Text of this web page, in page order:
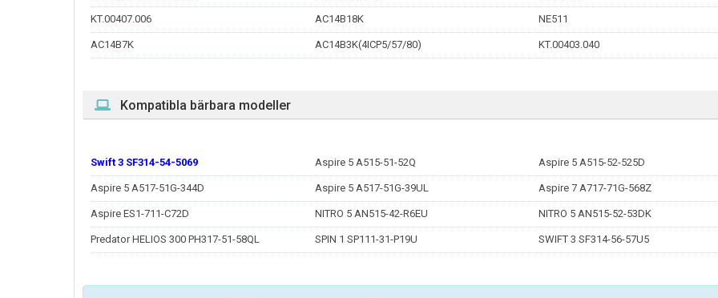
KT.00407.006 AC14B18K NE511
AC14B7K AC14B3K(4ICP5/57/80) KT.00403.040
Kompatibla bärbara modeller
Swift 3 SF314-54-5069 Aspire 5 A515-51-52Q Aspire 5 A515-52-525D
Aspire 5 A517-51G-344D Aspire 5 A517-51G-39UL Aspire 7 A717-71G-568Z
Aspire ES1-711-C72D NITRO 5 AN515-42-R6EU NITRO 5 AN515-52-53DK
Predator HELIOS 300 PH317-51-58QL SPIN 1 SP111-31-P19U SWIFT 3 SF314-56-57U5